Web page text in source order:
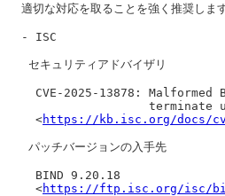
適切な対応を取ることを強く推奨します
  - ISC
   セキュリティアドバイザリ
CVE-2025-13878: Malformed
terminate
    <
https://kb.isc.org/docs/
   パッチバージョンの入手先
    BIND 9.20.18
    <
https://ftp.isc.org/isc/